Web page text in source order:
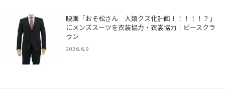
映画「おそ松さん 人類クズ化計画！！！！！？」
にメンズスーツを衣装協力・衣裳協力｜ピースクラ
ウン
2026.6.9